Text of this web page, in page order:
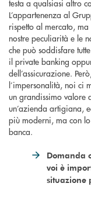
testa a qualsiasi altro
L’appartenenza al
rispetto al mercato,
nostre peculiarità e le
che può soddisfare
il private banking
dell’assicurazione.
l’impersonalità, noi ci
un grandissimo valore
un’azienda artigiana,
più moderni, ma con lo
banca.
Domanda
voi è
situazione